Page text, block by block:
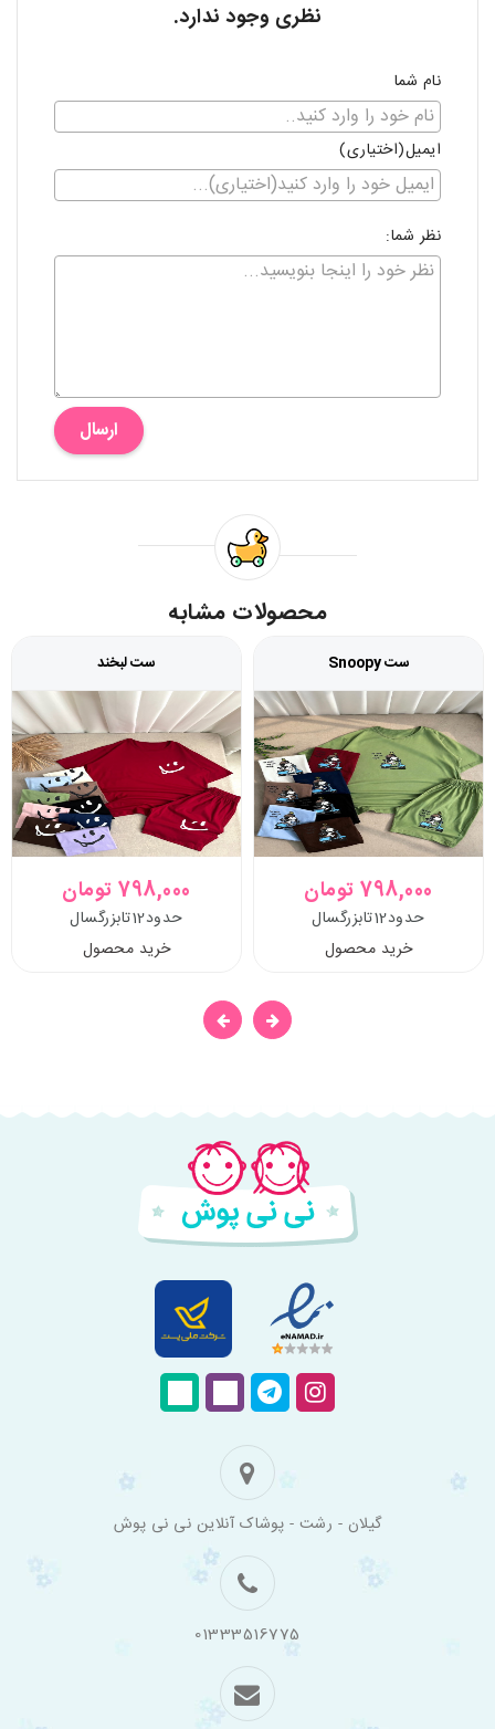
نظری وجود ندارد.
نام شما
ایمیل(اختیاری)
نظر شما:
ارسال
محصولات مشابه
ست Snoopy
798,000 تومان
حدود12تابزرگسال
خرید محصول
ست لبخند
798,000 تومان
حدود12تابزرگسال
خرید محصول
گیلان - رشت - پوشاک آنلاین نی نی پوش
01333516775